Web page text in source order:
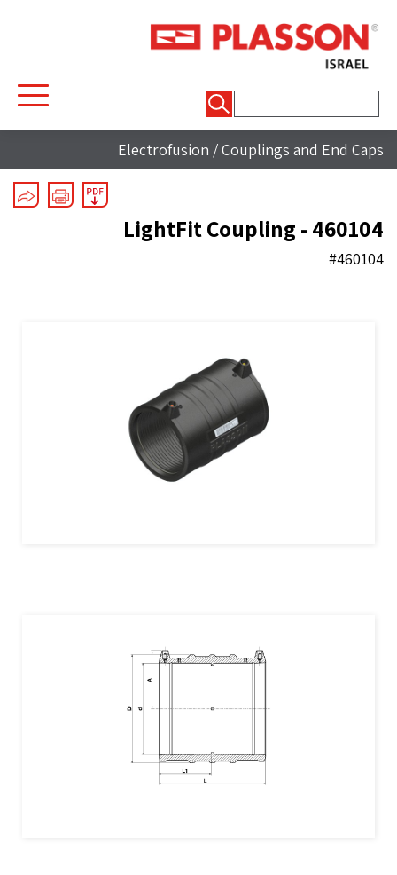
Electrofusion /Couplings and End Caps
LightFit Coupling - 460104
#460104